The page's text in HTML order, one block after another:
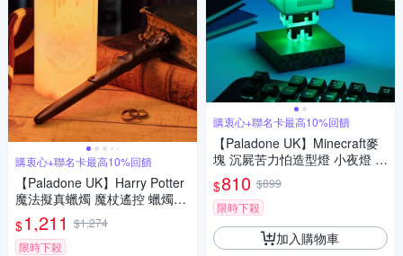
購衷心+聯名卡最高10%回饋
【Paladone UK】Harry Potter
魔法擬真蠟燭 魔杖遙控 蠟燭小
夜燈組合
$1,211 $1,274
限時下殺
購衷心+聯名卡最高10%回饋
【Paladone UK】Minecraft麥
塊 沉屍苦力怕造型燈 小夜燈 IC
ON系列
$810 $899
限時下殺
加入購物車